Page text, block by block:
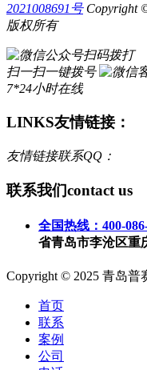
2021008691号 Copyright
版权所有
扫码拨打
扫一扫一键拨号
7*24小时在线
LINKS友情链接：
友情链接联系QQ：
联系我们contact us
全国热线：400-
省青岛市李沧区重
Copyright © 2025 青岛
首页
联系
案例
公司